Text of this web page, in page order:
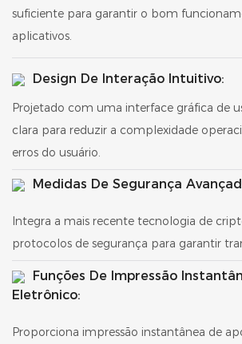
suficiente para garantir o bom
aplicativos.
Design De Interação Intuitivo:
Projetado com uma interface gráfica de
clara para reduzir a complexidade
erros do usuário.
Medidas De Segurança
Integra a mais recente tecnologia de
protocolos de segurança para garantir
Funções De Impressão
Eletrônico:
Proporciona impressão instantânea de